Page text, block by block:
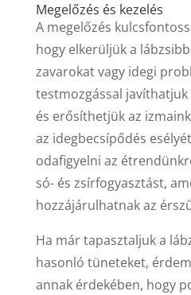
Megelőzés és kezelés
A megelőzés
hogy elkerüljük a
zavarokat vagy idegi
testmozgással
és erősíthetjük az
az idegbecsípődés
odafigyelni az
só- és zsírfogyasztást,
hozzájárulhatnak az
Ha már tapasztaljuk a
hasonló tüneteket,
annak érdekében, hogy